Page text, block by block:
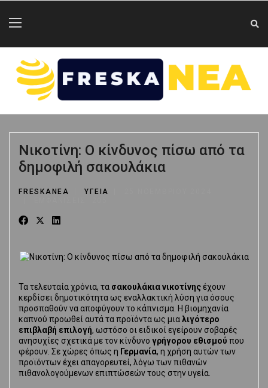
Νικοτίνη: Ο κίνδυνος πίσω από τα
δημοφιλή σακουλάκια
FRESKANEA ΥΓΕΙΑ
Τα τελευταία χρόνια, τα σακουλάκια νικοτίνηςέχουν
κερδίσει δημοτικότητα ως εναλλακτική λύση για όσους
προσπαθούν να αποφύγουν το κάπνισμα. Η βιομηχανία
καπνού προωθεί αυτά τα προϊόντα ως μιαλιγότερο
επιβλαβή επιλογή, ωστόσο οι ειδικοί εγείρουν σοβαρές
ανησυχίες σχετικά με τον κίνδυνο γρήγορου εθισμού που
φέρουν. Σε χώρες όπως η Γερμανία, η χρήση αυτών των
προϊόντων έχει απαγορευτεί, λόγω των πιθανών
πιθανολογούμενων επιπτώσεών τους στην υγεία.